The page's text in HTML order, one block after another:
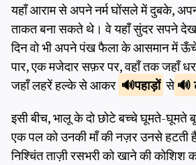
यहाँ आराम से अपने नर्म घोंसले में दुबके,
ताकत बना सकते थे। वे यहाँ सुंदर सपने
दिन वो भी अपने पंख फैला के आसमान में
पार, एक मजेदार सफ़र पर, वहाँ तक जहाँ
जहाँ लहरें हल्के से आकर
पहाड़ों से
इसी बीच, भालू के दो छोटे बच्चे घूमते-
एक पल को उनकी माँ की नज़र उनसे हटती
निश्चिंत ताज़ी रसभरी को खाने की कोशिश